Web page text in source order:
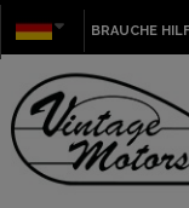
BRAUCHE